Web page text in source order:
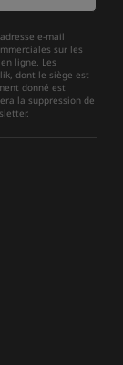
e-mail
sur les
ligne. Les
dont le siège est
donné est
la suppression de